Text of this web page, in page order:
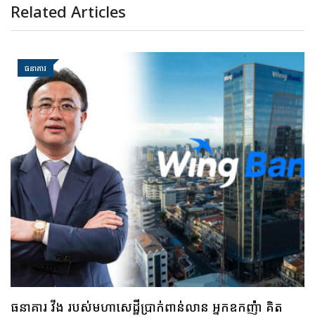
Related Articles
ធនាគារ
ធនាគារ ប្រៃសណីយ៍កម្ពុជា និងក្រុមហ៊ុន អាយជី អាណា